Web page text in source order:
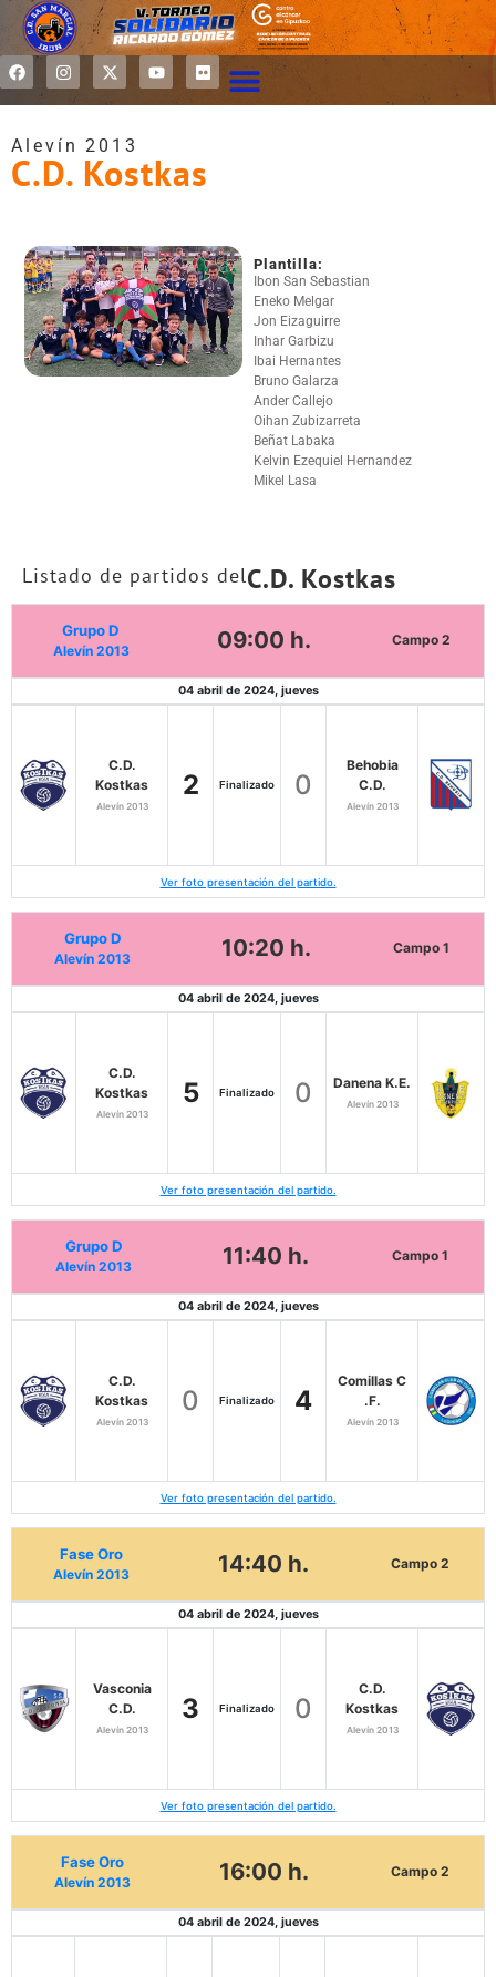
Alevín 2013
C.D. Kostkas
Plantilla:
Ibon San Sebastian
Eneko Melgar
Jon Eizaguirre
Inhar Garbizu
Ibai Hernantes
Bruno Galarza
Ander Callejo
Oihan Zubizarreta
Beñat Labaka
Kelvin Ezequiel Hernandez
Mikel Lasa
Listado de partidos delC.D. Kostkas
Grupo D
Alevín 2013 09:00 h. Campo 2
04 abril de 2024, jueves
C.D.
Kostkas
Alevín 2013
2 Finalizado 0
Behobia
C.D.
Alevín 2013
Ver foto presentación del partido.
Grupo D
Alevín 2013 10:20 h. Campo 1
04 abril de 2024, jueves
C.D.
Kostkas
Alevín 2013
5 Finalizado 0 Danena K.E.
Alevín 2013
Ver foto presentación del partido.
Grupo D
Alevín 2013 11:40 h. Campo 1
04 abril de 2024, jueves
C.D.
Kostkas
Alevín 2013
0 Finalizado 4
Comillas C
.F.
Alevín 2013
Ver foto presentación del partido.
Fase Oro
Alevín 2013 14:40 h. Campo 2
04 abril de 2024, jueves
Vasconia
C.D.
Alevín 2013
3 Finalizado 0
C.D.
Kostkas
Alevín 2013
Ver foto presentación del partido.
Fase Oro
Alevín 2013 16:00 h. Campo 2
04 abril de 2024, jueves